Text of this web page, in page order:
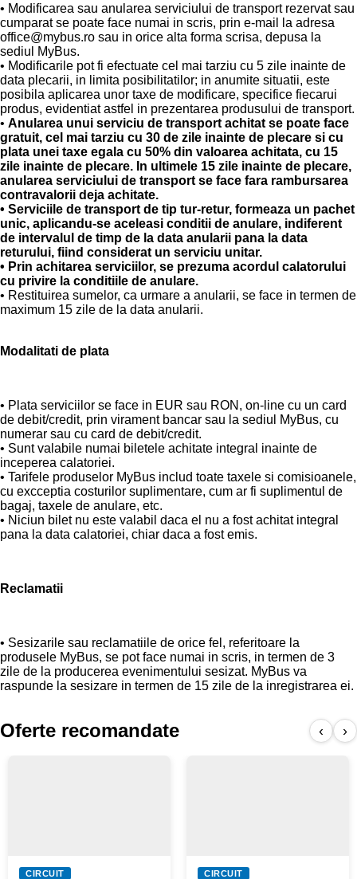
• Modificarea sau anularea serviciului de transport rezervat sau
cumparat se poate face numai in scris, prin e-mail la adresa
office@mybus.ro sau in orice alta forma scrisa, depusa la
sediul MyBus.
• Modificarile pot fi efectuate cel mai tarziu cu 5 zile inainte de
data plecarii, in limita posibilitatilor; in anumite situatii, este
posibila aplicarea unor taxe de modificare, specifice fiecarui
produs, evidentiat astfel in prezentarea produsului de transport.
• Anularea unui serviciu de transport achitat se poate face
gratuit, cel mai tarziu cu 30 de zile inainte de plecare si cu
plata unei taxe egala cu 50% din valoarea achitata, cu 15
zile inainte de plecare. In ultimele 15 zile inainte de plecare,
anularea serviciului de transport se face fara rambursarea
contravalorii deja achitate.
• Serviciile de transport de tip tur-retur, formeaza un pachet
unic, aplicandu-se aceleasi conditii de anulare, indiferent
de intervalul de timp de la data anularii pana la data
returului, fiind considerat un serviciu unitar.
• Prin achitarea serviciilor, se prezuma acordul calatorului
cu privire la conditiile de anulare.
• Restituirea sumelor, ca urmare a anularii, se face in termen de
maximum 15 zile de la data anularii.
Modalitati de plata
• Plata serviciilor se face in EUR sau RON, on-line cu un card
de debit/credit, prin virament bancar sau la sediul MyBus, cu
numerar sau cu card de debit/credit.
• Sunt valabile numai biletele achitate integral inainte de
inceperea calatoriei.
• Tarifele produselor MyBus includ toate taxele si comisioanele,
cu excceptia costurilor suplimentare, cum ar fi suplimentul de
bagaj, taxele de anulare, etc.
• Niciun bilet nu este valabil daca el nu a fost achitat integral
pana la data calatoriei, chiar daca a fost emis.
Reclamatii
• Sesizarile sau reclamatiile de orice fel, referitoare la
produsele MyBus, se pot face numai in scris, in termen de 3
zile de la producerea evenimentului sesizat. MyBus va
raspunde la sesizare in termen de 15 zile de la inregistrarea ei.
Oferte recomandate ‹ ›
CIRCUIT CIRCUIT